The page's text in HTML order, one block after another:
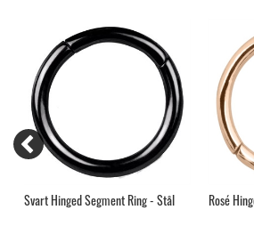
Svart Hinged Segment Ring - Stål Rosé